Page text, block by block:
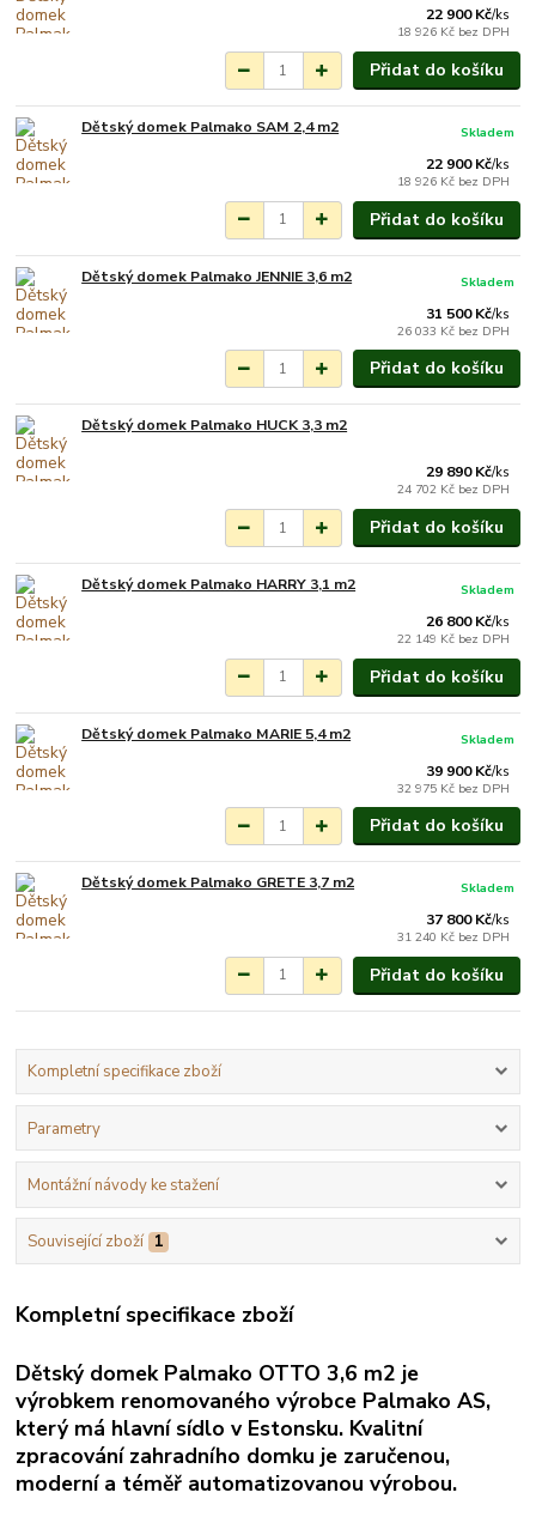
22 900 Kč/ks
18 926 Kč bez DPH
Přidat do košíku
Dětský domek Palmako SAM 2,4 m2
22 900 Kč/ks
18 926 Kč bez DPH
Skladem
Přidat do košíku
Dětský domek Palmako JENNIE 3,6 m2
31 500 Kč/ks
26 033 Kč bez DPH
Skladem
Přidat do košíku
Dětský domek Palmako HUCK 3,3 m2
29 890 Kč/ks
24 702 Kč bez DPH
Přidat do košíku
Dětský domek Palmako HARRY 3,1 m2
26 800 Kč/ks
22 149 Kč bez DPH
Skladem
Přidat do košíku
Dětský domek Palmako MARIE 5,4 m2
39 900 Kč/ks
32 975 Kč bez DPH
Skladem
Přidat do košíku
Dětský domek Palmako GRETE 3,7 m2
37 800 Kč/ks
31 240 Kč bez DPH
Skladem
Přidat do košíku
Kompletní specifikace zboží
Parametry
Montážní návody ke stažení
Související zboží 1
Kompletní specifikace zboží
Dětský domek Palmako OTTO 3,6 m2je
výrobkem renomovaného výrobce Palmako AS,
který má hlavní sídlo v Estonsku. Kvalitní
zpracování zahradního domku je zaručenou,
moderní a téměř automatizovanou výrobou.